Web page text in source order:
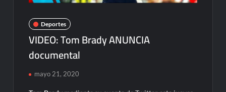
Deportes
VIDEO: Tom Brady ANUNCIA
documental
mayo 21, 2020